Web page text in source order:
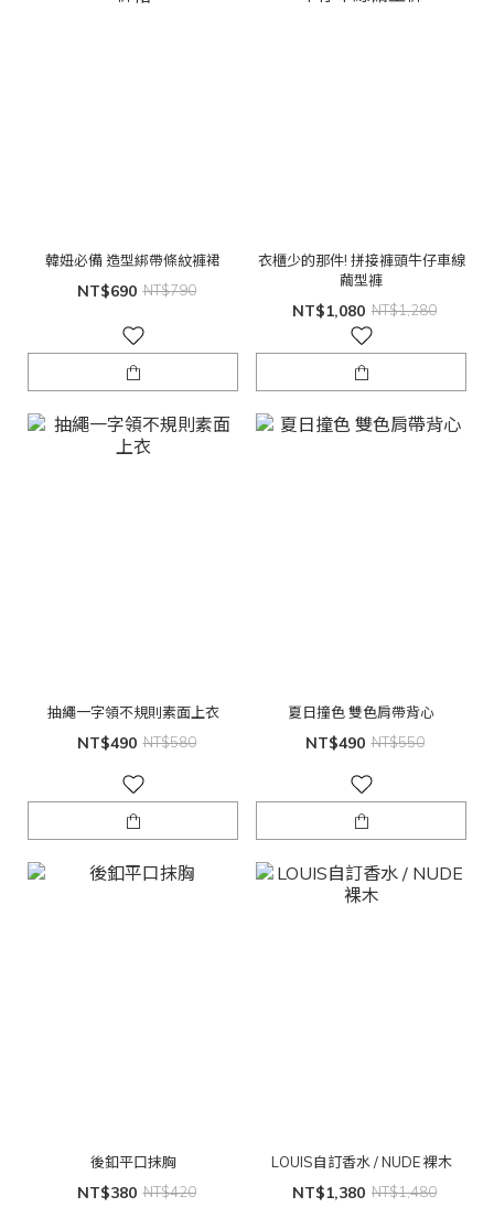
韓妞必備 造型綁帶條紋褲裙
NT$690 NT$790
衣櫃少的那件! 拼接褲頭牛仔車線
繭型褲
NT$1,080 NT$1,280
抽繩一字領不規則素面上衣
NT$490 NT$580
夏日撞色 雙色肩帶背心
NT$490 NT$550
後釦平口抹胸
NT$380 NT$420
LOUIS自訂香水 / NUDE 裸木
NT$1,380 NT$1,480